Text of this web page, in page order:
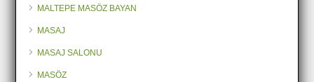
MALTEPE MASÖZ BAYAN
MASAJ
MASAJ SALONU
MASÖZ